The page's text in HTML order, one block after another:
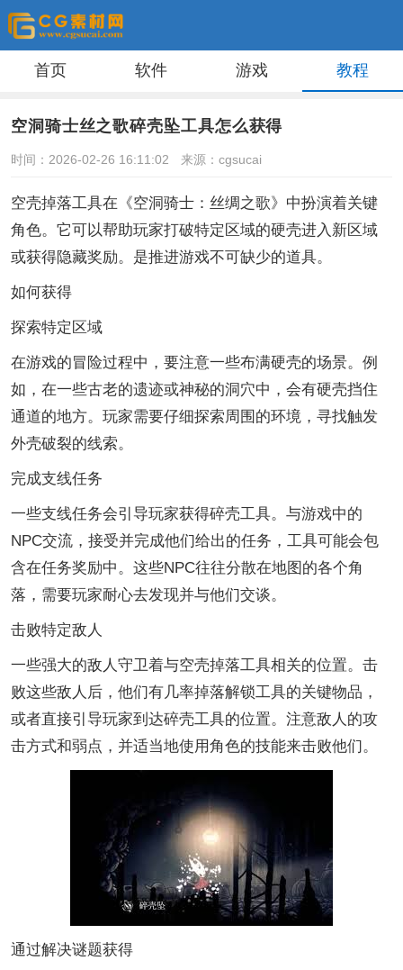
首页 软件 游戏 教程
空洞骑士丝之歌碎壳坠工具怎么获得
时间：2026-02-26 16:11:02 来源：cgsucai
空壳掉落工具在《空洞骑士：丝绸之歌》中扮演着关键
角色。它可以帮助玩家打破特定区域的硬壳进入新区域
或获得隐藏奖励。是推进游戏不可缺少的道具。
如何获得
探索特定区域
在游戏的冒险过程中，要注意一些布满硬壳的场景。例
如，在一些古老的遗迹或神秘的洞穴中，会有硬壳挡住
通道的地方。玩家需要仔细探索周围的环境，寻找触发
外壳破裂的线索。
完成支线任务
一些支线任务会引导玩家获得碎壳工具。与游戏中的
NPC交流，接受并完成他们给出的任务，工具可能会包
含在任务奖励中。这些NPC往往分散在地图的各个角
落，需要玩家耐心去发现并与他们交谈。
击败特定敌人
一些强大的敌人守卫着与空壳掉落工具相关的位置。击
败这些敌人后，他们有几率掉落解锁工具的关键物品，
或者直接引导玩家到达碎壳工具的位置。注意敌人的攻
击方式和弱点，并适当地使用角色的技能来击败他们。
通过解决谜题获得